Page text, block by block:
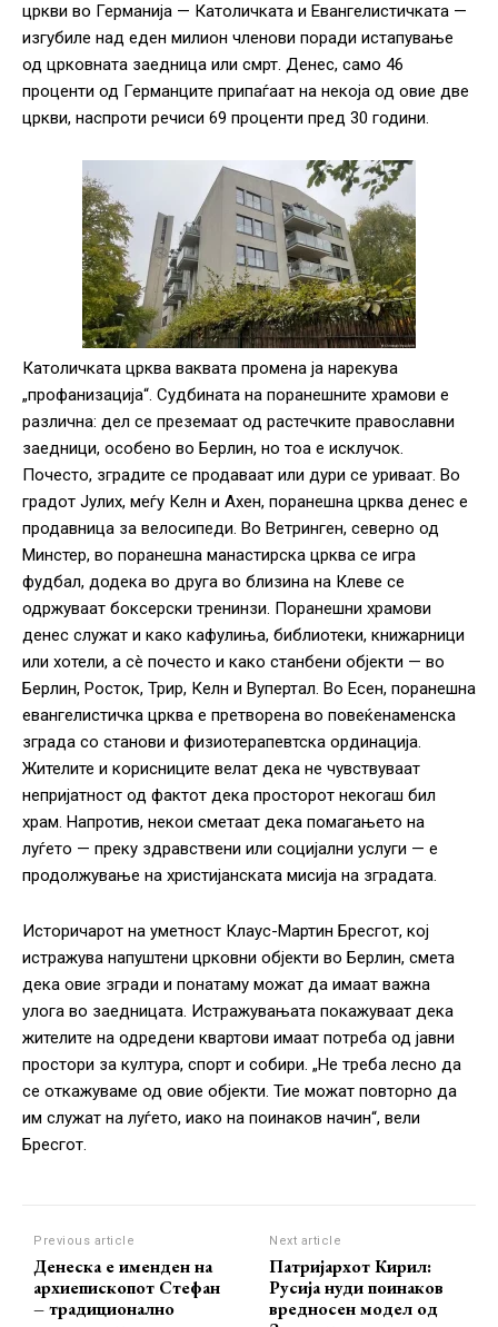
цркви во Германија — Католичката и Евангелистичката —
изгубиле над еден милион членови поради истапување
од црковната заедница или смрт. Денес, само 46
проценти од Германците припаѓаат на некоја од овие две
цркви, наспроти речиси 69 проценти пред 30 години.
Католичката црква ваквата промена ја нарекува
„профанизација“. Судбината на поранешните храмови е
различна: дел се преземаат од растечките православни
заедници, особено во Берлин, но тоа е исклучок.
Почесто, зградите се продаваат или дури се уриваат. Во
градот Јулих, меѓу Келн и Ахен, поранешна црква денес е
продавница за велосипеди. Во Ветринген, северно од
Минстер, во поранешна манастирска црква се игра
фудбал, додека во друга во близина на Клеве се
одржуваат боксерски тренинзи. Поранешни храмови
денес служат и како кафулиња, библиотеки, книжарници
или хотели, а сè почесто и како станбени објекти — во
Берлин, Росток, Трир, Келн и Вупертал. Во Есен, поранешна
евангелистичка црква е претворена во повеќенаменска
зграда со станови и физиотерапевтска ординација.
Жителите и корисниците велат дека не чувствуваат
непријатност од фактот дека просторот некогаш бил
храм. Напротив, некои сметаат дека помагањето на
луѓето — преку здравствени или социјални услуги — е
продолжување на христијанската мисија на зградата.
Историчарот на уметност Клаус-Мартин Бресгот, кој
истражува напуштени црковни објекти во Берлин, смета
дека овие згради и понатаму можат да имаат важна
улога во заедницата. Истражувањата покажуваат дека
жителите на одредени квартови имаат потреба од јавни
простори за култура, спорт и собири. „Не треба лесно да
се откажуваме од овие објекти. Тие можат повторно да
им служат на луѓето, иако на поинаков начин“, вели
Бресгот.
Previous article
Денеска е именден на
архиепископот Стефан
– традиционално
Next article
Патријархот Кирил:
Русија нуди поинаков
вредносен модел од